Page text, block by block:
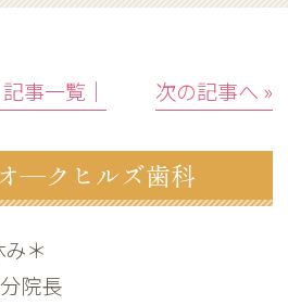
事一覧│ 次の記事へ »
―クヒルズ歯科
＊
院長